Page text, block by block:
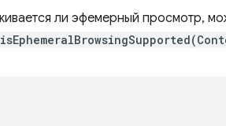
ли эфемерный просмотр,